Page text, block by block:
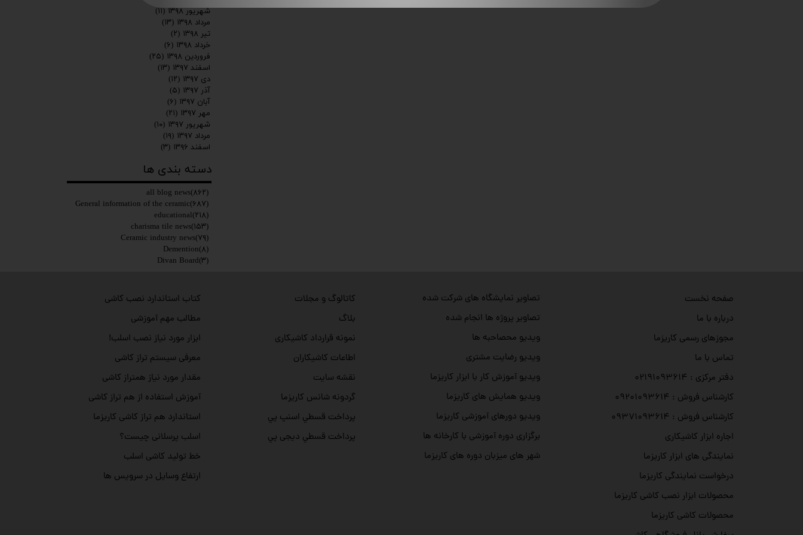
دسته بندی ها
all blog news(۸۶۲)
General information of the ceramic(۶۸۷)
educational(۲۱۸)
charisma tile news(۱۵۳)
Ceramic industry news(۷۹)
Demention(۸)
Divan Board(۳)
شهریور ۱۳۹۸
(۱۱)
مرداد ۱۳۹۸
(۱۳)
تیر ۱۳۹۸
(۲)
خرداد ۱۳۹۸
(۶)
فروردین ۱۳۹۸
(۲۵)
اسفند ۱۳۹۷
(۱۳)
دی ۱۳۹۷
(۱۲)
آذر ۱۳۹۷
(۵)
آبان ۱۳۹۷
(۶)
مهر ۱۳۹۷
(۲۱)
شهریور ۱۳۹۷
(۱۰)
مرداد ۱۳۹۷
(۱۹)
اسفند ۱۳۹۶
(۳)
تصاویر نمایشگاه های شرکت شده
تصاویر پروژه ها انجام شده
ویدیو محصاحبه ها
ویدیو رضایت مشتری
ویدیو آموزش کار با ابزار کاریزما
ویدیو همایش های کاریزما
ویدیو دورهای آموزشی کاریزما
برگزاری دوره آموزشی با کارخانه ها
شهر های میزبان دوره های کاریزما
صفحه نخست
درباره با ما
مجوزهای رسمی کاریزما
تماس با ما
دفتر مرکزی : ۰۲۱۹۱۰۹۳۶۱۴
کارشناس فروش : ۰۹۲۰۱۰۹۳۶۱۴
کارشناس فروش : ۰۹۳۷۱۰۹۳۶۱۴
اجاره ابزار کاشیکاری
نمایندگی های ابزار کاریزما
درخواست نمایندگی کاریزما
محصولات ابزار نصب کاشی کاریزما
محصولات کاشی کاریزما
کاتالوگ و مجلات
بلاگ
نمونه قرارداد کاشیکاری
اطاعات کاشیکاران
نقشه سایت
گردونه شانس کاریزما
پرداخت قسطي اسنپ پي
پرداخت قسطي دیجی پي
کتاب استاندارد نصب کاشی
مطالب مهم آموزشی
ابزار مورد نیاز نصب اسلب!
معرفی سیستم تراز کاشی
مقدار مورد نیاز همتراز کاشی
آموزش استفاده از هم تراز کاشی
استاندارد هم تراز کاشی کاریزما
اسلب پرسلانی چیست؟
خط تولید کاشی اسلب
ارتفاع وسایل در سرویس ها